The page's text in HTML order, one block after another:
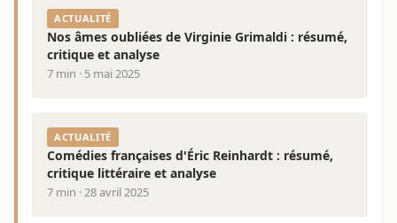
ACTUALITÉ
Nos âmes oubliées de Virginie Grimaldi : résumé,
critique et analyse
7 min · 5 mai 2025
ACTUALITÉ
Comédies françaises d'Éric Reinhardt : résumé,
critique littéraire et analyse
7 min · 28 avril 2025